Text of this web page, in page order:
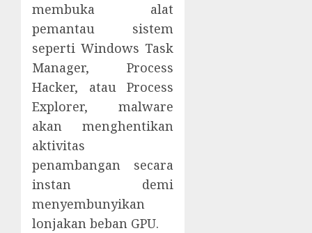
membuka alat
pemantau sistem
seperti Windows Task
Manager, Process
Hacker, atau Process
Explorer, malware
akan menghentikan
aktivitas
penambangan secara
instan demi
menyembunyikan
lonjakan beban GPU.